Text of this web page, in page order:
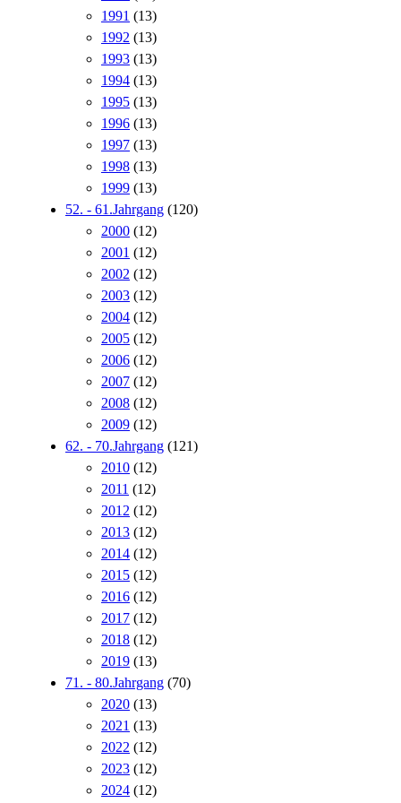
1991 (13)
1992 (13)
1993 (13)
1994 (13)
1995 (13)
1996 (13)
1997 (13)
1998 (13)
1999 (13)
52. - 61.Jahrgang (120)
2000 (12)
2001 (12)
2002 (12)
2003 (12)
2004 (12)
2005 (12)
2006 (12)
2007 (12)
2008 (12)
2009 (12)
62. - 70.Jahrgang (121)
2010 (12)
2011 (12)
2012 (12)
2013 (12)
2014 (12)
2015 (12)
2016 (12)
2017 (12)
2018 (12)
2019 (13)
71. - 80.Jahrgang (70)
2020 (13)
2021 (13)
2022 (12)
2023 (12)
2024 (12)